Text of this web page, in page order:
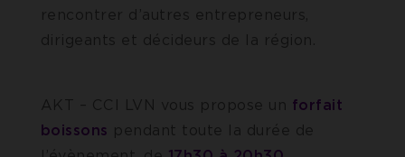
rencontrer d’autres entrepreneurs,
dirigeants et décideurs de la région.
AKT – CCI LVN vous propose un forfait
boissons pendant toute la durée de